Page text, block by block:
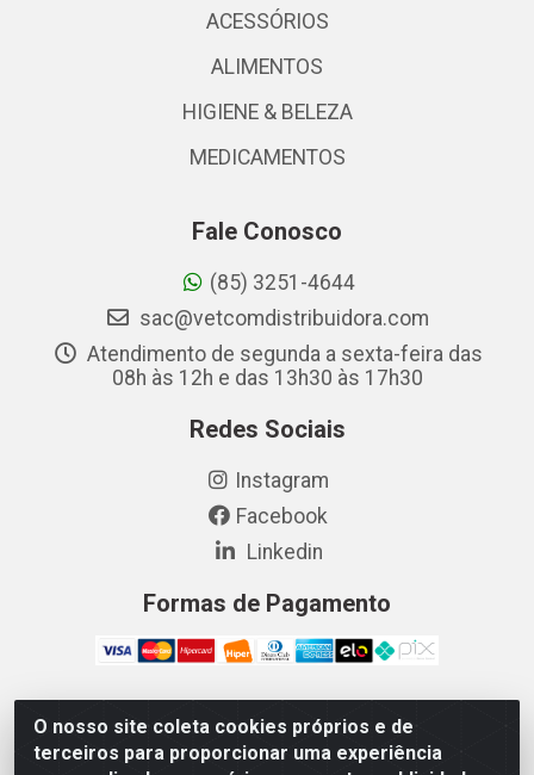
O nosso site coleta cookies próprios e de
terceiros para proporcionar uma experiência
ACESSÓRIOS
ALIMENTOS
HIGIENE & BELEZA
MEDICAMENTOS
Fale Conosco
(85) 3251-4644
sac@vetcomdistribuidora.com
Atendimento de segunda a sexta-feira das
08h às 12h e das 13h30 às 17h30
Redes Sociais
Instagram
Facebook
Linkedin
Formas de Pagamento
Vetcom Distribuidora de Rações LTDA - Rua Maximiano
Barreto, 1040 - Barroso, Fortaleza/CE - CEP 60.863-260